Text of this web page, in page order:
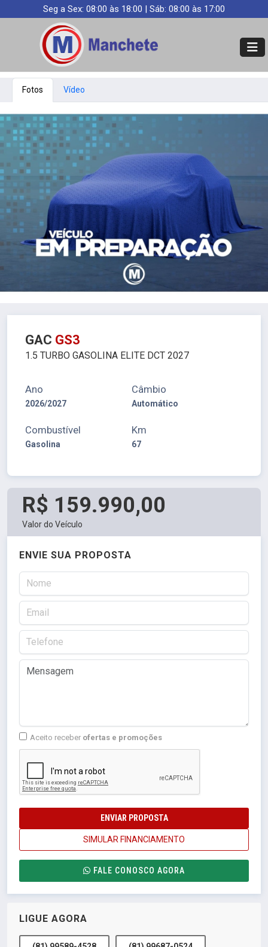
Seg a Sex: 08:00 às 18:00 | Sáb: 08:00 às 17:00
Fotos Vídeo
GAC GS3
1.5 TURBO GASOLINA ELITE DCT 2027
Ano
2026/2027
Câmbio
Automático
Combustível
Gasolina
Km
67
R$ 159.990,00
Valor do Veículo
ENVIE SUA PROPOSTA
Aceito receber ofertas e promoções
ENVIAR PROPOSTA
SIMULAR FINANCIAMENTO
FALE CONOSCO AGORA
LIGUE AGORA